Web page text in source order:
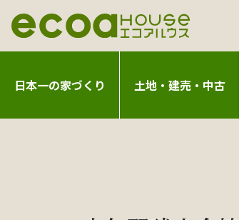
日本一の家づくり 土地・建売・中古